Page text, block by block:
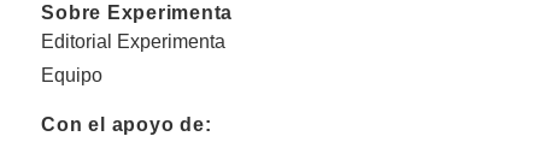
Sobre Experimenta
Editorial Experimenta
Equipo
Con el apoyo de: